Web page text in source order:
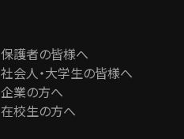
保護者の皆様へ
社会人・大学生の皆様へ
企業の方へ
在校生の方へ